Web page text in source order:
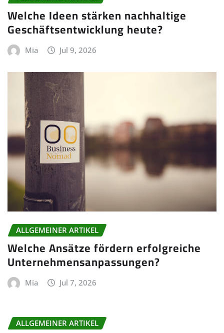
Welche Ideen stärken nachhaltige
Geschäftsentwicklung heute?
Mia Jul 9, 2026
ALLGEMEINER ARTIKEL
Welche Ansätze fördern erfolgreiche
Unternehmensanpassungen?
Mia Jul 7, 2026
ALLGEMEINER ARTIKEL